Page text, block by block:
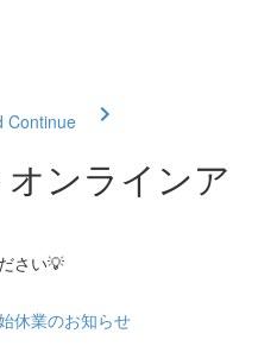
Continue
ンラインア
さい💡
休業のお知らせ